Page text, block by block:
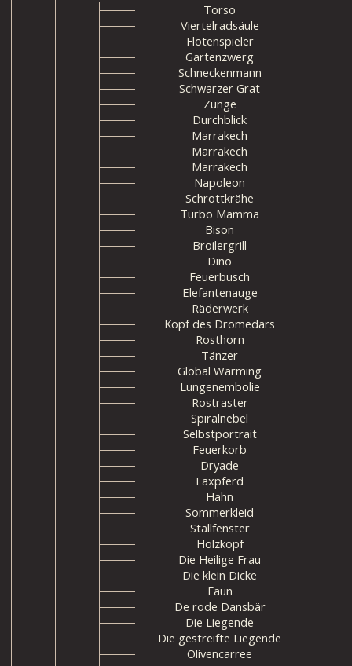
Torso
Viertelradsäule
Flötenspieler
Gartenzwerg
Schneckenmann
Schwarzer Grat
Zunge
Durchblick
Marrakech
Marrakech
Marrakech
Napoleon
Schrottkrähe
Turbo Mamma
Bison
Broilergrill
Dino
Feuerbusch
Elefantenauge
Räderwerk
Kopf des Dromedars
Rosthorn
Tänzer
Global Warming
Lungenembolie
Rostraster
Spiralnebel
Selbstportrait
Feuerkorb
Dryade
Faxpferd
Hahn
Sommerkleid
Stallfenster
Holzkopf
Die Heilige Frau
Die klein Dicke
Faun
De rode Dansbär
Die Liegende
Die gestreifte Liegende
Olivencarree